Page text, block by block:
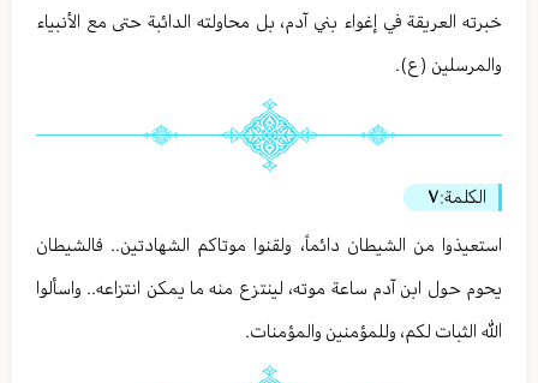
خبرته العريقة في إغواء بني آدم، بل محاولته الدائبة حتى مع الأنبياء
والمرسلين (ع).
الكلمة:٧
استعيذوا من الشيطان دائماً، ولقنوا موتاكم الشهادتين.. فالشيطان
يحوم حول ابن آدم ساعة موته، لينتزع منه ما يمكن انتزاعه.. واسألوا
الله الثبات لكم، وللمؤمنين والمؤمنات.